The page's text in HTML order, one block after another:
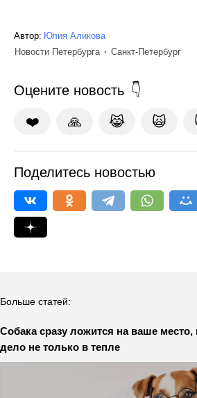
Автор: Юлия Аликова
Новости Петербурга
Санкт-Петербург
Оцените новость
❤️ 🙏 😹 🙀
Поделитесь новостью
Больше статей:
Собака сразу ложится на ваше место,
дело не только в тепле